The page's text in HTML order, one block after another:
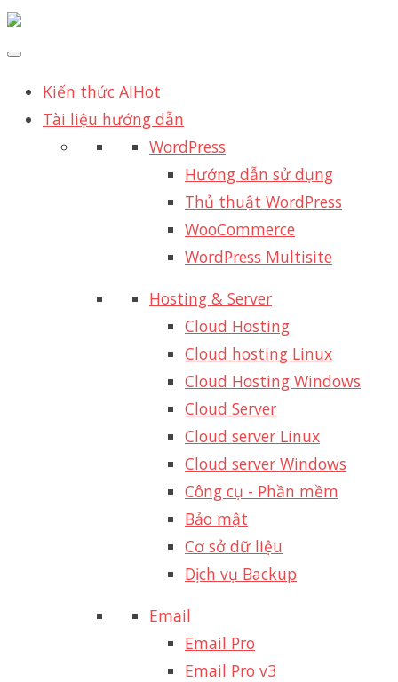
Kiến thức AIHot
Tài liệu hướng dẫn
WordPress
Hướng dẫn sử dụng
Thủ thuật WordPress
WooCommerce
WordPress Multisite
Hosting & Server
Cloud Hosting
Cloud hosting Linux
Cloud Hosting Windows
Cloud Server
Cloud server Linux
Cloud server Windows
Công cụ - Phần mềm
Bảo mật
Cơ sở dữ liệu
Dịch vụ Backup
Email
Email Pro
Email Pro v3